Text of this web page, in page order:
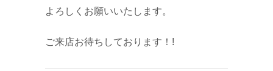
よろしくお願いいたします。
ご来店お待ちしております！!